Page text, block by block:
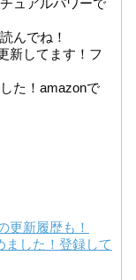
んでね！
新してます！フ
た！amazonで
更新履歴も！
ました！登録して